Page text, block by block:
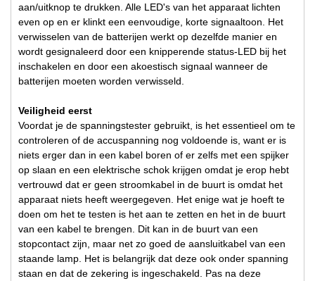
aan/uitknop te drukken. Alle LED's van het apparaat lichten
even op en er klinkt een eenvoudige, korte signaaltoon. Het
verwisselen van de batterijen werkt op dezelfde manier en
wordt gesignaleerd door een knipperende status-LED bij het
inschakelen en door een akoestisch signaal wanneer de
batterijen moeten worden verwisseld.
Veiligheid eerst
Voordat je de spanningstester gebruikt, is het essentieel om te
controleren of de accuspanning nog voldoende is, want er is
niets erger dan in een kabel boren of er zelfs met een spijker
op slaan en een elektrische schok krijgen omdat je erop hebt
vertrouwd dat er geen stroomkabel in de buurt is omdat het
apparaat niets heeft weergegeven. Het enige wat je hoeft te
doen om het te testen is het aan te zetten en het in de buurt
van een kabel te brengen. Dit kan in de buurt van een
stopcontact zijn, maar net zo goed de aansluitkabel van een
staande lamp. Het is belangrijk dat deze ook onder spanning
staan en dat de zekering is ingeschakeld. Pas na deze